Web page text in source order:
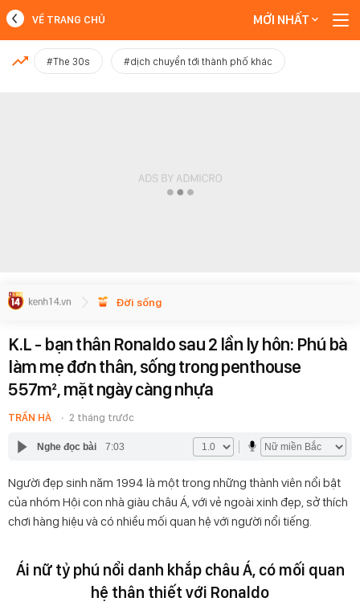
MỚI NHẤT
VỀ TRANG CHỦ MỚI NHẤT
#The 30s #dịch chuyển tới thành phố khác
Đời sống
K.L - bạn thân Ronaldo sau 2 lần ly hôn: Phú bà
làm mẹ đơn thân, sống trong penthouse
557m², mặt ngày càng nhựa
TRẦN HÀ 2 tháng trước
Nghe đọc bài 7:03
Người đẹp sinh năm 1994 là một trong những thành viên nổi bật
của nhóm Hội con nhà giàu châu Á, với vẻ ngoài xinh đẹp, sở thích
chơi hàng hiệu và có nhiều mối quan hệ với người nổi tiếng.
Ái nữ tỷ phú nổi danh khắp châu Á, có mối quan
hệ thân thiết với Ronaldo